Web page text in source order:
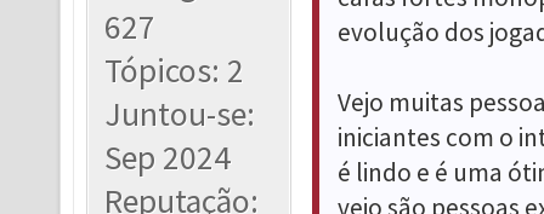
627
Tópicos: 2
Juntou-se:
Sep 2024
Reputação:
evolução dos
Vejo muitas
iniciantes com o
é lindo e é uma